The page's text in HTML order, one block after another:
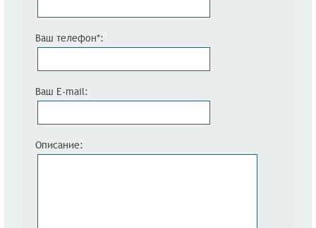
Ваш телефон*:
Ваш E-mail:
Описание: